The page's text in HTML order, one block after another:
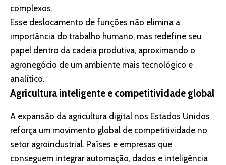
complexos.
Esse deslocamento de funções não elimina a
importância do trabalho humano, mas redefine seu
papel dentro da cadeia produtiva, aproximando o
agronegócio de um ambiente mais tecnológico e
analítico.
Agricultura inteligente e competitividade global
A expansão da agricultura digital nos Estados Unidos
reforça um movimento global de competitividade no
setor agroindustrial. Países e empresas que
conseguem integrar automação, dados e inteligência